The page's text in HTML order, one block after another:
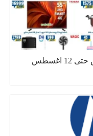
عروض سنتر شاهين اليوم 6 اغسطس حتى 12 اغسطس